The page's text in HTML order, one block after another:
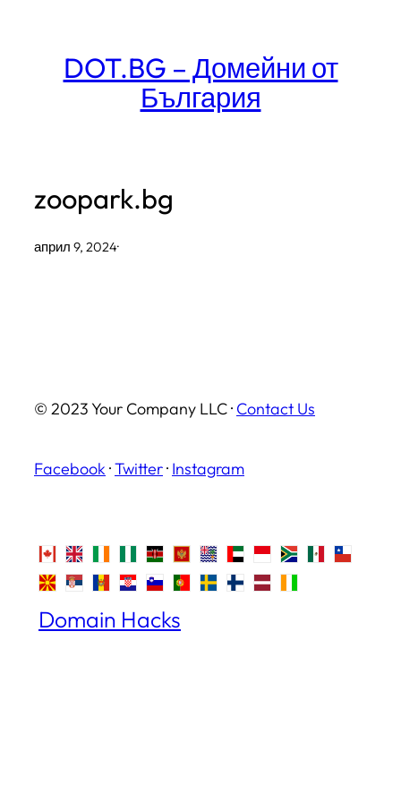
DOT.BG – Домейни от
България
zoopark.bg
април 9, 2024·
© 2023 Your Company LLC · Contact Us
Facebook ·Twitter· Instagram
Domain Hacks